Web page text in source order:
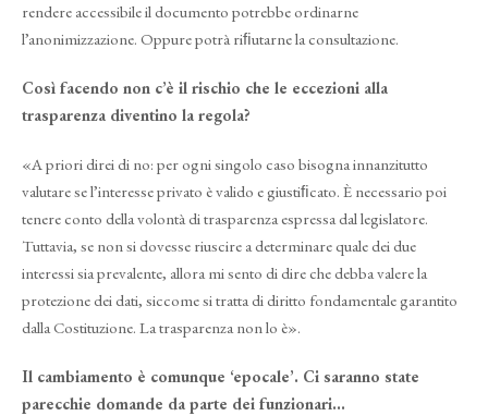
rendere accessibile il documento potrebbe ordinarne
l’anonimizzazione. Oppure potrà riﬁutarne la consultazione.
Così facendo non c’è il rischio che le eccezioni alla
trasparenza diventino la regola?
«A priori direi di no: per ogni singolo caso bisogna innanzitutto
valutare se l’interesse privato è valido e giustiﬁcato. È necessario poi
tenere conto della volontà di trasparenza espressa dal legislatore.
Tuttavia, se non si dovesse riuscire a determinare quale dei due
interessi sia prevalente, allora mi sento di dire che debba valere la
protezione dei dati, siccome si tratta di diritto fondamentale garantito
dalla Costituzione. La trasparenza non lo è».
Il cambiamento è comunque ‘epocale’. Ci saranno state
parecchie domande da parte dei funzionari...